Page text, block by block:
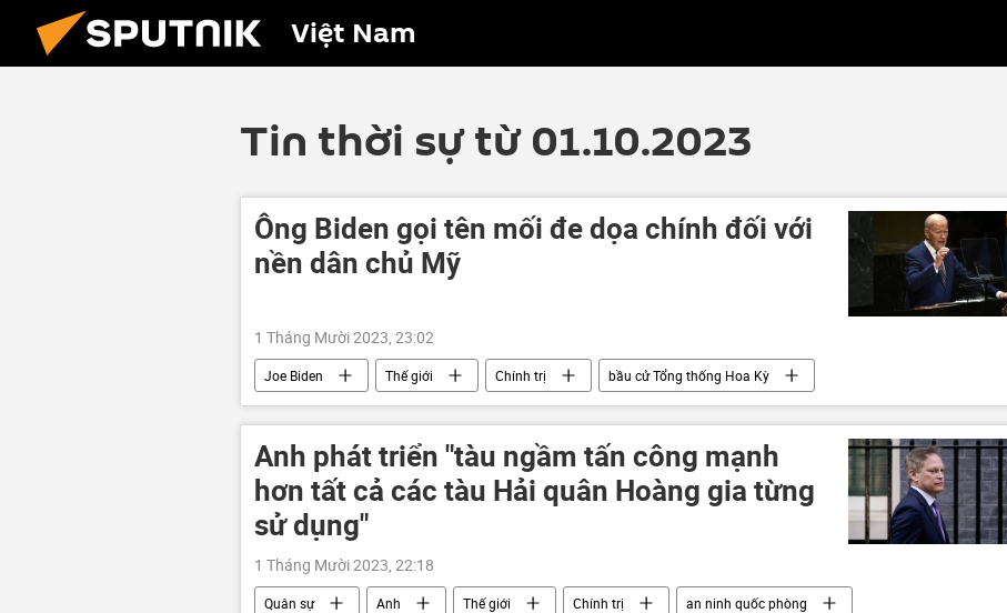
Việt Nam
Tin thời sự từ 01.10.2023
Ông Biden gọi tên mối đe dọa chính đối với
nền dân chủ Mỹ
1 Tháng Mười 2023, 23:02
Joe Biden Thế giới Chính trị
bầu cử Tổng thống Hoa Kỳ
Tổng thống Mỹ
Donald Trump
Anh phát triển "tàu ngầm tấn công mạnh
hơn tất cả các tàu Hải quân Hoàng gia từng
sử dụng"
1 Tháng Mười 2023, 22:18
Quân sự Anh Thế giới Chính trị
an ninh quốc phòng